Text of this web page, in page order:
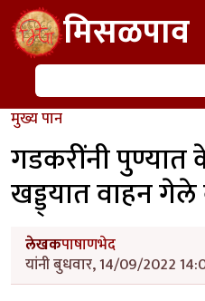
Skip to main contentमिसळपाव
शोध
मुख्य पान
गडकरींनी पुण्यात
खड्ड्यात वाहन गेले
लेखकपाषाणभेद
यांनी बुधवार, 14/09/2022